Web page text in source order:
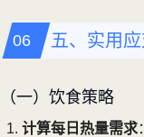
五、实用
（一）饮食策略
计算每日热量需求